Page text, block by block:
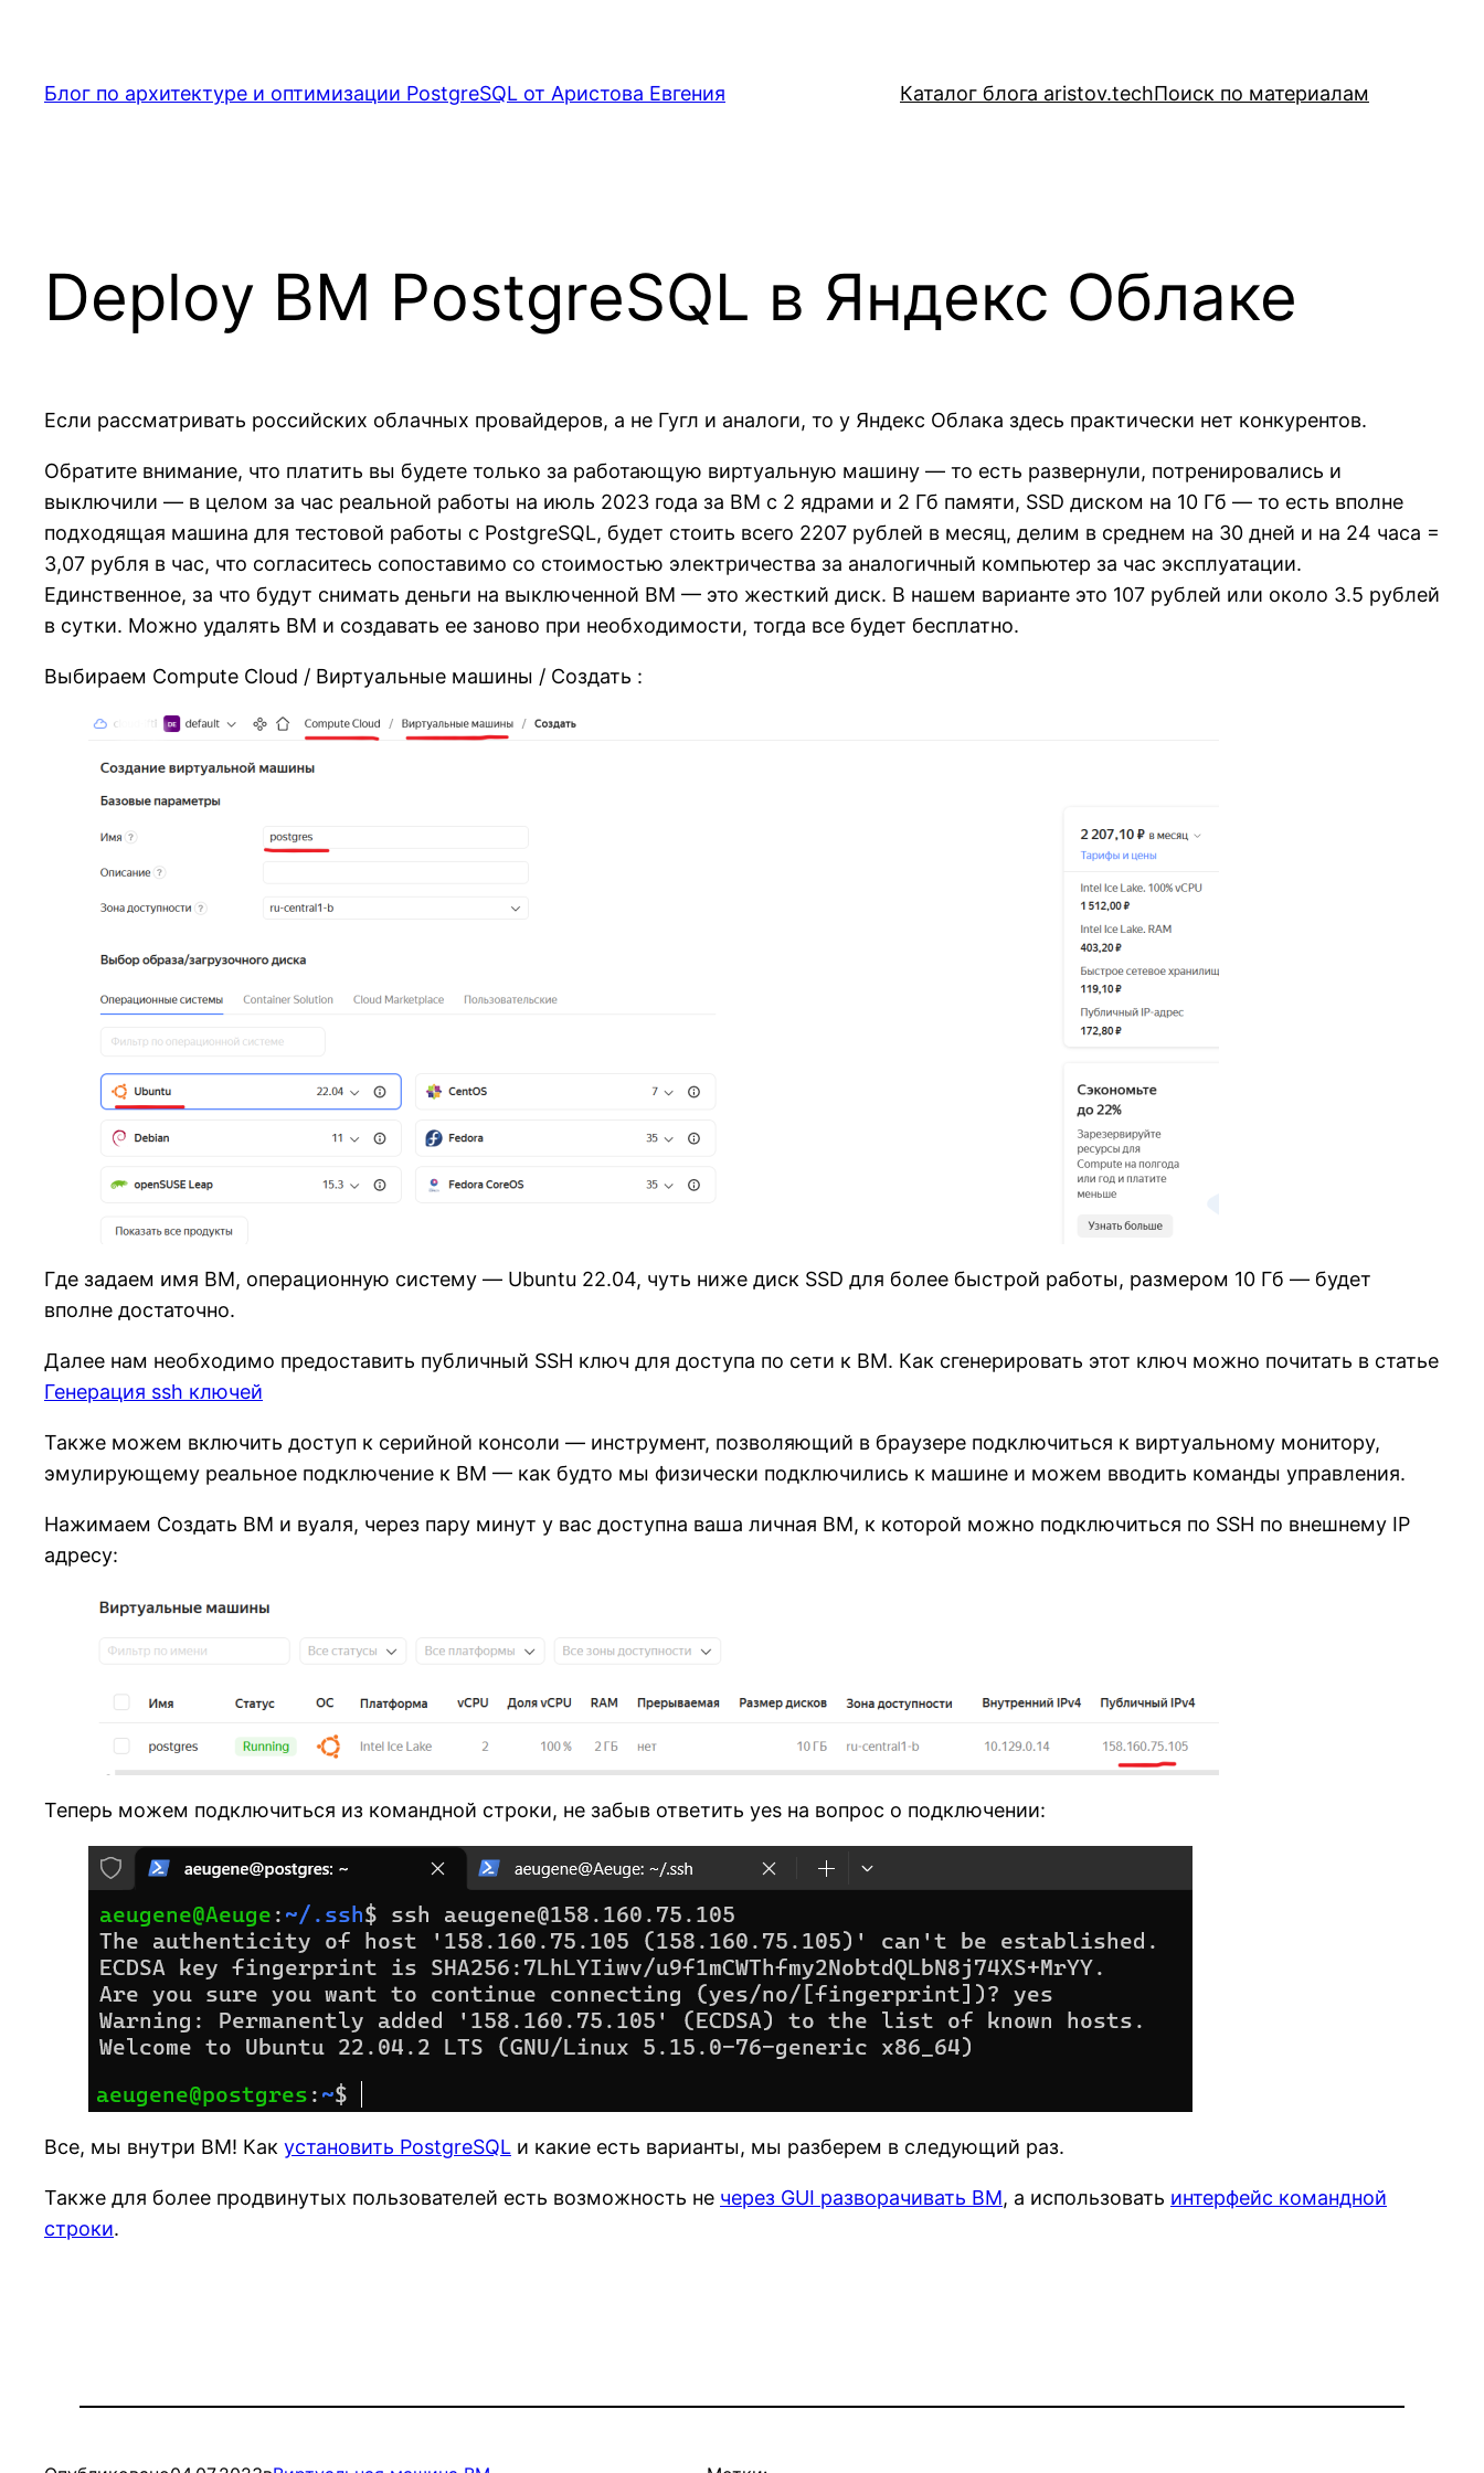
содержимому
Блог по архитектуре и оптимизации PostgreSQL от Аристова Евгения Каталог блога aristov.techПоиск по материалам
Deploy ВМ PostgreSQL в Яндекс Облаке
Если рассматривать российских облачных провайдеров, а не Гугл и аналоги, то у Яндекс Облака здесь практически нет конкурентов.
Обратите внимание, что платить вы будете только за работающую виртуальную машину — то есть развернули, потренировались и
выключили — в целом за час реальной работы на июль 2023 года за ВМ с 2 ядрами и 2 Гб памяти, SSD диском на 10 Гб — то есть вполне
подходящая машина для тестовой работы с PostgreSQL, будет стоить всего 2207 рублей в месяц, делим в среднем на 30 дней и на 24 часа =
3,07 рубля в час, что согласитесь сопоставимо со стоимостью электричества за аналогичный компьютер за час эксплуатации.
Единственное, за что будут снимать деньги на выключенной ВМ — это жесткий диск. В нашем варианте это 107 рублей или около 3.5 рублей
в сутки. Можно удалять ВМ и создавать ее заново при необходимости, тогда все будет бесплатно.
Выбираем Compute Cloud / Виртуальные машины / Создать :
Где задаем имя ВМ, операционную систему — Ubuntu 22.04, чуть ниже диск SSD для более быстрой работы, размером 10 Гб — будет
вполне достаточно.
Далее нам необходимо предоставить публичный SSH ключ для доступа по сети к ВМ. Как сгенерировать этот ключ можно почитать в статье
Генерация ssh ключей
Также можем включить доступ к серийной консоли — инструмент, позволяющий в браузере подключиться к виртуальному монитору,
эмулирующему реальное подключение к ВМ — как будто мы физически подключились к машине и можем вводить команды управления.
Нажимаем Создать ВМ и вуаля, через пару минут у вас доступна ваша личная ВМ, к которой можно подключиться по SSH по внешнему IP
адресу:
Теперь можем подключиться из командной строки, не забыв ответить yes на вопрос о подключении:
Все, мы внутри ВМ! Как установить PostgreSQL и какие есть варианты, мы разберем в следующий раз.
Также для более продвинутых пользователей есть возможность не через GUI разворачивать ВМ, а использовать интерфейс командной
строки.